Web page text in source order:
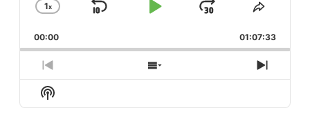
Change
Rate
1x
Skip
Play
Jump
Forward
Share
00:00 01:07:33
Previous
Episode
Show
Episodes
Next
Show
Podcast